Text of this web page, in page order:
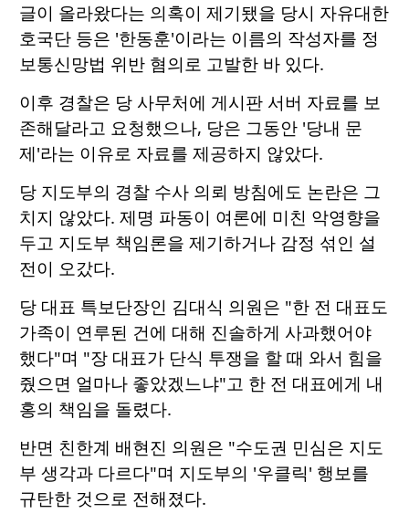
글이 올라왔다는 의혹이 제기됐을 당시 자유대한
호국단 등은 '한동훈'이라는 이름의 작성자를 정
보통신망법 위반 혐의로 고발한 바 있다.
이후 경찰은 당 사무처에 게시판 서버 자료를 보
존해달라고 요청했으나, 당은 그동안 '당내 문
제'라는 이유로 자료를 제공하지 않았다.
당 지도부의 경찰 수사 의뢰 방침에도 논란은 그
치지 않았다. 제명 파동이 여론에 미친 악영향을
두고 지도부 책임론을 제기하거나 감정 섞인 설
전이 오갔다.
당 대표 특보단장인 김대식 의원은 "한 전 대표도
가족이 연루된 건에 대해 진솔하게 사과했어야
했다"며 "장 대표가 단식 투쟁을 할 때 와서 힘을
줬으면 얼마나 좋았겠느냐"고 한 전 대표에게 내
홍의 책임을 돌렸다.
반면 친한계 배현진 의원은 "수도권 민심은 지도
부 생각과 다르다"며 지도부의 '우클릭' 행보를
규탄한 것으로 전해졌다.